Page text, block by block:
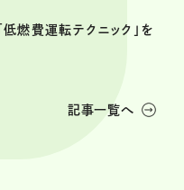
低燃費運転テクニック」を
記事一覧へ